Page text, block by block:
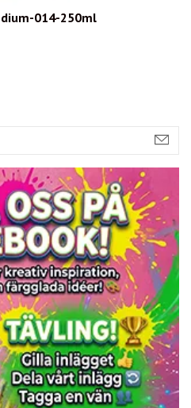
014-250ml